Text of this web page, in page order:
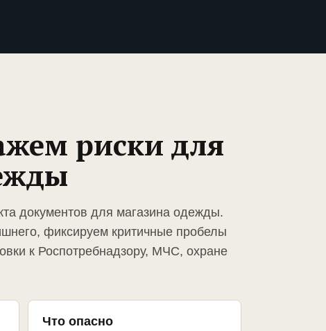
риски для
документов для магазина одежды.
фиксируем критичные пробелы
к Роспотребнадзору, МЧС, охране
Что опасно